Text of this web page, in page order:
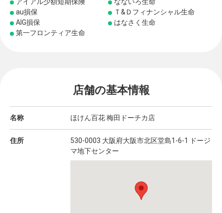
au損保
Ｔ&Ｄフィナンシャル生命
AIG損保
はなさく生命
第一フロンティア生命
店舗の基本情報
名称 ほけん百花 梅田ドーチカ店
住所
530-0003 大阪府大阪市北区堂島1-6-1 ドージ
マ地下センター